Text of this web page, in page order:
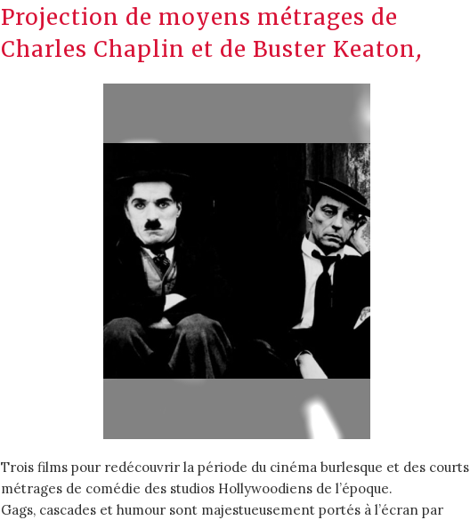
Projection de moyens métrages de
Charles Chaplin et de Buster Keaton,
Trois films pour redécouvrir la période du cinéma burlesque et des courts
métrages de comédie des studios Hollywoodiens de l’époque.
Gags, cascades et humour sont majestueusement portés à l’écran par